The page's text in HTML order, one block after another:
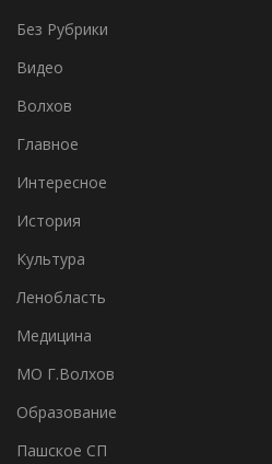
Без Рубрики
Видео
Волхов
Главное
Интересное
История
Культура
Ленобласть
Медицина
МО Г.Волхов
Образование